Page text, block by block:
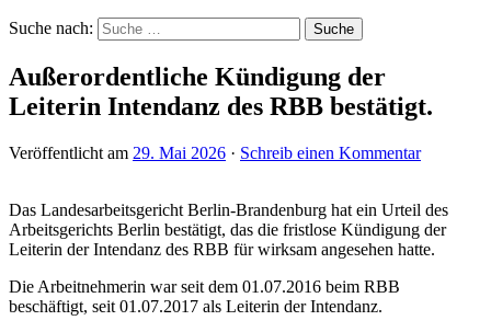
Suche nach:
Außerordentliche Kündigung der
Leiterin Intendanz des RBB bestätigt.
Veröffentlicht am 29. Mai 2026 · Schreib einen Kommentar
Das Landesarbeitsgericht Berlin-Brandenburg hat ein Urteil des
Arbeitsgerichts Berlin bestätigt, das die fristlose Kündigung der
Leiterin der Intendanz des RBB für wirksam angesehen hatte.
Die Arbeitnehmerin war seit dem 01.07.2016 beim RBB
beschäftigt, seit 01.07.2017 als Leiterin der Intendanz.